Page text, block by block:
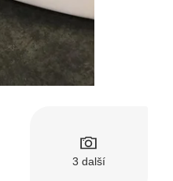
3 další